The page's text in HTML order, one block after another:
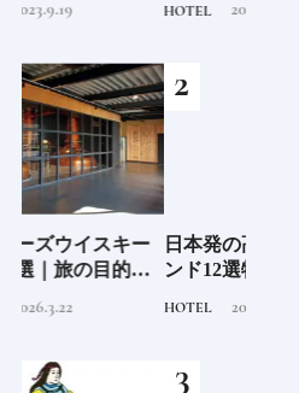
点となるシティホテルま
HOTEL
日本発の高級ホテルブラ
ンド12選特徴を知って、
喫｜ホテルブランド大解
HOTEL